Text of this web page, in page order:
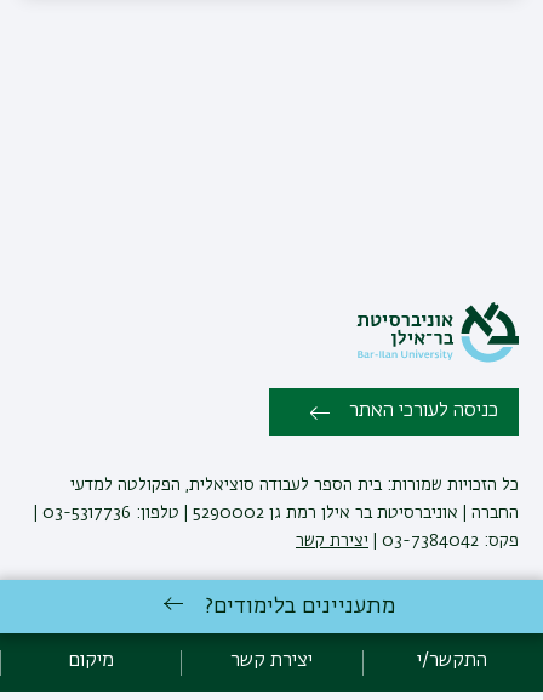
כניסה לעורכי האתר
כל הזכויות שמורות: בית הספר לעבודה סוציאלית, הפקולטה למדעי
פקס: 03-7384042 |
יצירת קשר
לימודי עבודה סוציאלית באוניברסיטת בר-אילן
הצהרת נגישות
מדיניות פרטיות
מתעניינים בלימודים?
התקשר/י יצירת קשר מיקום